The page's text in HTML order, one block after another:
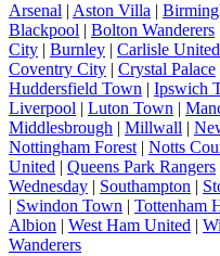
Arsenal | Aston Villa |
Blackpool | Bolton Wanderers
City | Burnley | Carlisle United
Coventry City | Crystal Palace
Huddersfield Town | Ipswich
Liverpool | Luton Town |
Middlesbrough | Millwall |
Nottingham Forest | Notts
United | Queens Park Rangers
Wednesday | Southampton |
| Swindon Town | Tottenham
Albion | West Ham United |
Wanderers